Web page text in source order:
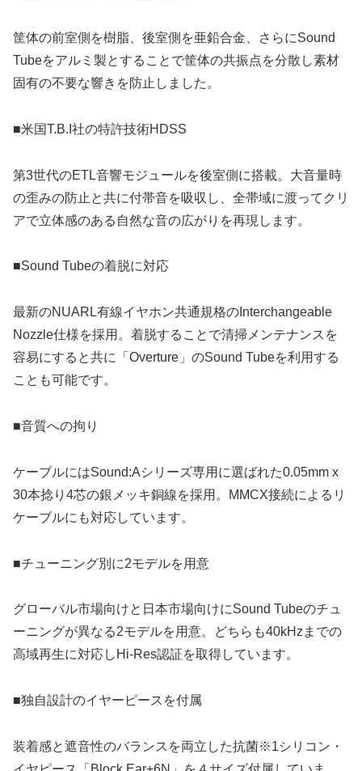
筐体の前室側を樹脂、後室側を亜鉛合金、さらにSound
Tubeをアルミ製とすることで筐体の共振点を分散し素材
固有の不要な響きを防止しました。
■米国T.B.I社の特許技術HDSS
第3世代のETL音響モジュールを後室側に搭載。大音量時
の歪みの防止と共に付帯音を吸収し、全帯域に渡ってクリ
アで立体感のある自然な音の広がりを再現します。
■Sound Tubeの着脱に対応
最新のNUARL有線イヤホン共通規格のInterchangeable
Nozzle仕様を採用。着脱することで清掃メンテナンスを
容易にすると共に「Overture」のSound Tubeを利用する
ことも可能です。
■音質への拘り
ケーブルにはSound:Aシリーズ専用に選ばれた0.05mm x
30本捻り4芯の銀メッキ銅線を採用。MMCX接続によるリ
ケーブルにも対応しています。
■チューニング別に2モデルを用意
グローバル市場向けと日本市場向けにSound Tubeのチュ
ーニングが異なる2モデルを用意。どちらも40kHzまでの
高域再生に対応しHi-Res認証を取得しています。
■独自設計のイヤーピースを付属
装着感と遮音性のバランスを両立した抗菌※1シリコン・